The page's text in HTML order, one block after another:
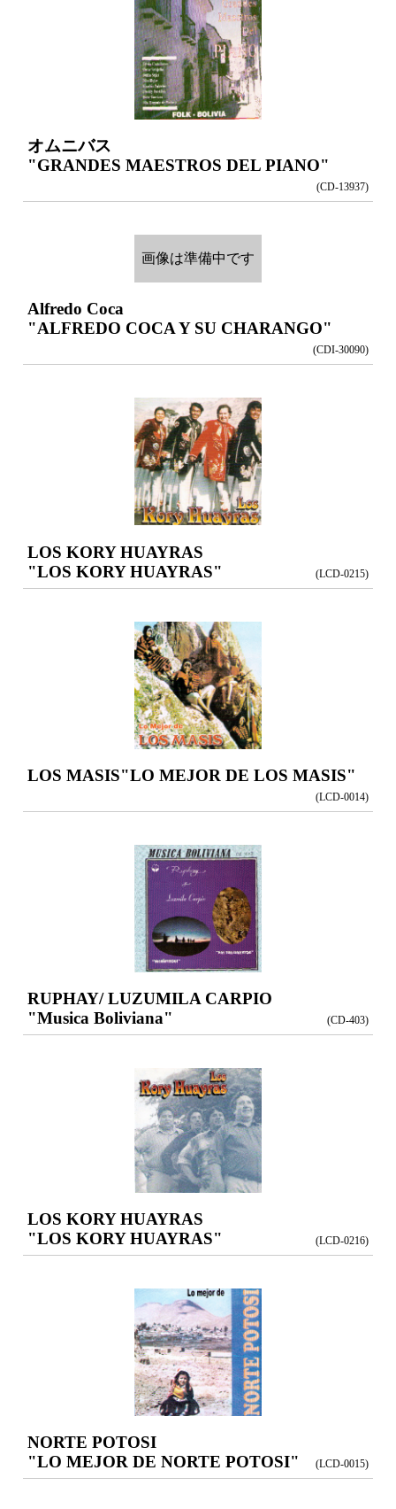
オムニバス
"GRANDES MAESTROS DEL PIANO"
(CD-13937)
画像は準備中です
Alfredo Coca
"ALFREDO COCA Y SU CHARANGO"
(CDI-30090)
LOS KORY HUAYRAS
"LOS KORY HUAYRAS"
(LCD-0215)
LOS MASIS"LO MEJOR DE LOS MASIS"
(LCD-0014)
RUPHAY/ LUZUMILA CARPIO
"Musica Boliviana"
(CD-403)
LOS KORY HUAYRAS
"LOS KORY HUAYRAS"
(LCD-0216)
NORTE POTOSI
"LO MEJOR DE NORTE POTOSI"
(LCD-0015)